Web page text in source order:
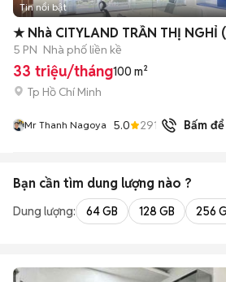
Tin nổi bật
★ Nhà CITYLAND TRẦN THỊ NGHỈ
5 PN Nhà phố liền kề
33 triệu/tháng100 m²
Tp Hồ Chí Minh
Mr Thanh Nagoya 5.0 291 đã bánBấm
Bạn cần tìm dung lượng nào ?
Dung lượng: 64 GB 128 GB 256